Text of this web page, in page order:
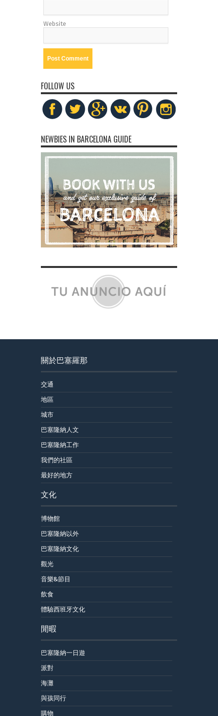
Website
FOLLOW US
NEWBIES IN BARCELONA GUIDE
關於巴塞羅那
交通
地區
城市
巴塞隆納人文
巴塞隆納工作
我們的社區
最好的地方
文化
博物館
巴塞隆納以外
巴塞隆納文化
觀光
音樂&節目
飲食
體驗西班牙文化
閒暇
巴塞隆納一日遊
派對
海灘
與孩同行
購物